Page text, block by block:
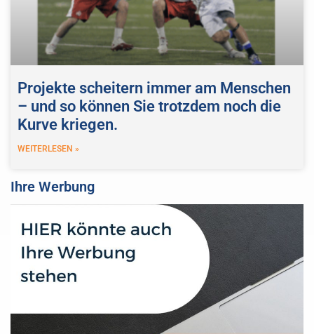
Projekte scheitern immer am Menschen
– und so können Sie trotzdem noch die
Kurve kriegen.
WEITERLESEN »
Ihre Werbung